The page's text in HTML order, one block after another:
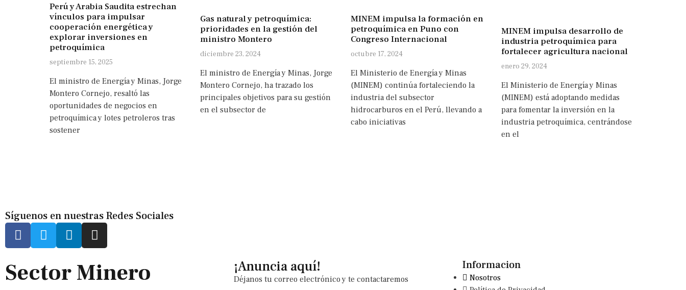
Perú y Arabia Saudita estrechan
vínculos para impulsar
cooperación energética y
explorar inversiones en
petroquímica
septiembre 15, 2025
El ministro de Energía y Minas, Jorge
Montero Cornejo, resaltó las
oportunidades de negocios en
petroquímica y lotes petroleros tras
sostener
Gas natural y petroquímica:
prioridades en la gestión del
ministro Montero
diciembre 23, 2024
El ministro de Energía y Minas, Jorge
Montero Cornejo, ha trazado los
principales objetivos para su gestión
en el subsector de
MINEM impulsa la formación en
petroquímica en Puno con
Congreso Internacional
octubre 17, 2024
El Ministerio de Energía y Minas
(MINEM) continúa fortaleciendo la
industria del subsector
hidrocarburos en el Perú, llevando a
cabo iniciativas
MINEM impulsa desarrollo de
industria petroquímica para
fortalecer agricultura nacional
enero 29, 2024
El Ministerio de Energía y Minas
(MINEM) está adoptando medidas
para fomentar la inversión en la
industria petroquímica, centrándose
en el
Síguenos en nuestras Redes Sociales
Sector Minero
¡Anuncia aquí!
Déjanos tu correo electrónico y te contactaremos
Informacion
Nosotros